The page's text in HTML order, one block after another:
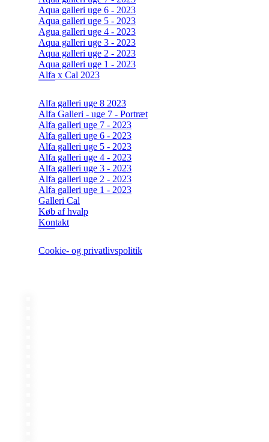
Aqua galleri uge 6 - 2023
Aqua galleri uge 5 - 2023
Agua galleri uge 4 - 2023
Aqua galleri uge 3 - 2023
Aqua galleri uge 2 - 2023
Aqua galleri uge 1 - 2023
Alfa x Cal 2023
Alfa galleri uge 8 2023
Alfa Galleri - uge 7 - Portræt
Alfa galleri uge 7 - 2023
Alfa galleri uge 6 - 2023
Alfa galleri uge 5 - 2023
Alfa galleri uge 4 - 2023
Alfa galleri uge 3 - 2023
Alfa galleri uge 2 - 2023
Alfa galleri uge 1 - 2023
Galleri Cal
Køb af hvalp
Kontakt
Cookie- og privatlivspolitik